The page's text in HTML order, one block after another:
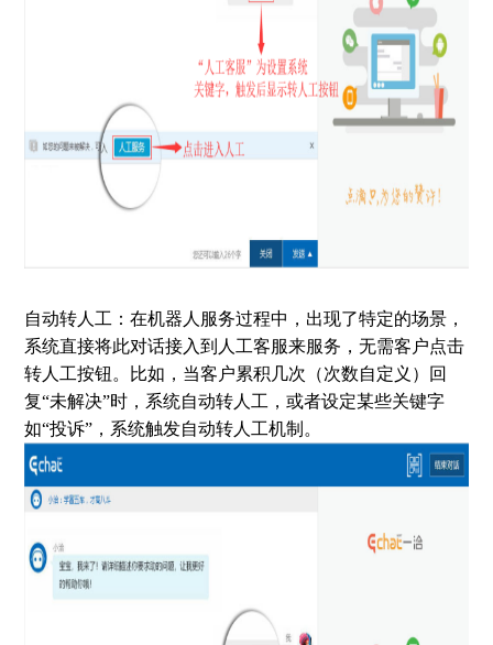
自动转人工：在机器人服务过程中，出现了特定的场景，
系统直接将此对话接入到人工客服来服务，无需客户点击
转人工按钮。比如，当客户累积几次（次数自定义）回
复“未解决”时，系统自动转人工，或者设定某些关键字
如“投诉”，系统触发自动转人工机制。